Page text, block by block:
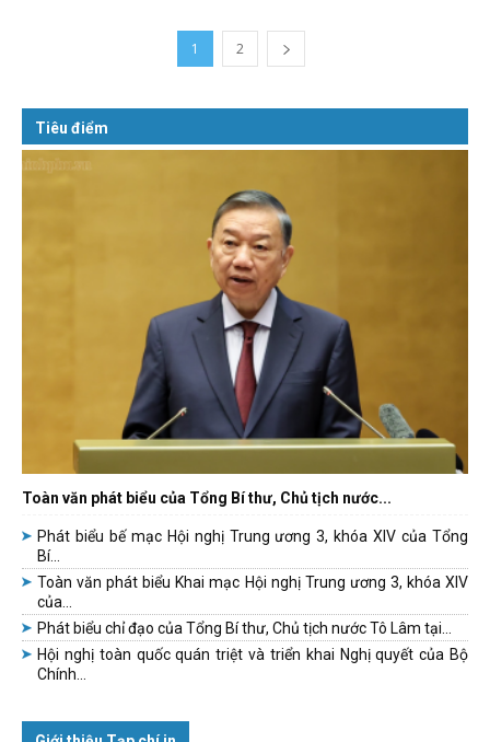
1 2
Tiêu điểm
Toàn văn phát biểu của Tổng Bí thư, Chủ tịch nước...
Phát biểu bế mạc Hội nghị Trung ương 3, khóa XIV của Tổng
Bí...
Toàn văn phát biểu Khai mạc Hội nghị Trung ương 3, khóa XIV
của...
Phát biểu chỉ đạo của Tổng Bí thư, Chủ tịch nước Tô Lâm tại...
Hội nghị toàn quốc quán triệt và triển khai Nghị quyết của Bộ
Chính...